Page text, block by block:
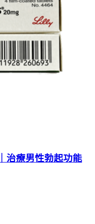
治療男性勃起功能